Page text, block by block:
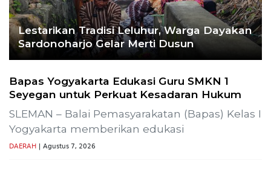
Lestarikan Tradisi Leluhur, Warga Dayakan
Sardonoharjo Gelar Merti Dusun
Bapas Yogyakarta Edukasi Guru SMKN 1
Seyegan untuk Perkuat Kesadaran Hukum
SLEMAN – Balai Pemasyarakatan (Bapas) Kelas I
Yogyakarta memberikan edukasi
DAERAH | Agustus 7, 2026